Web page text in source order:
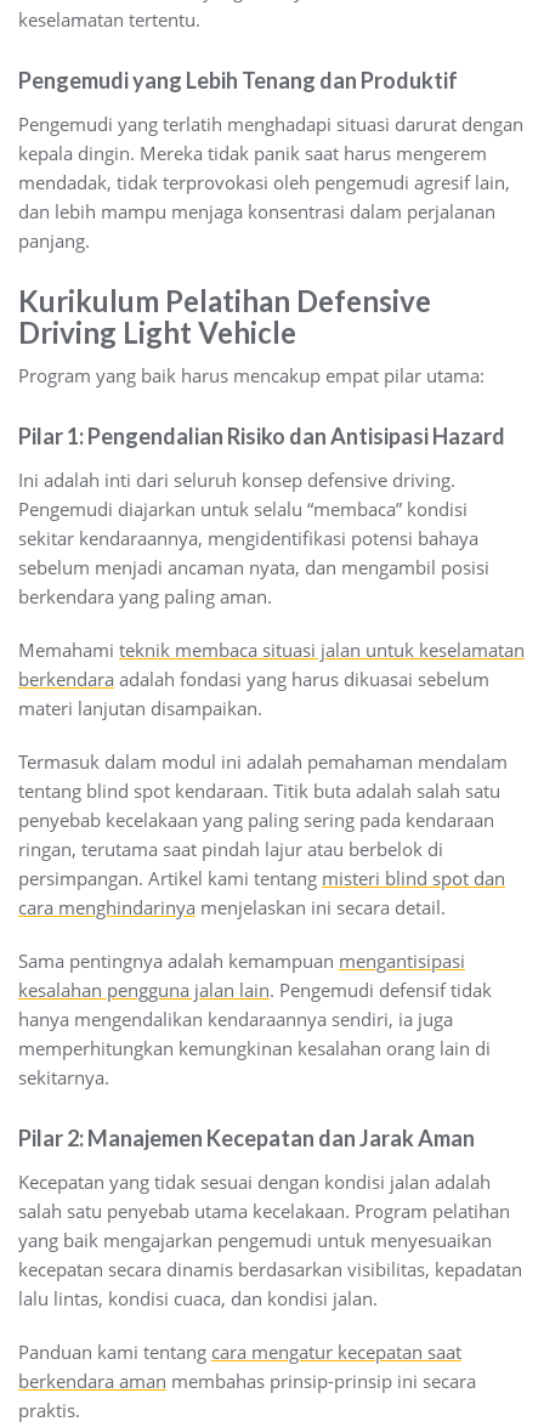
keselamatan tertentu.
Pengemudi yang Lebih Tenang dan Produktif
Pengemudi yang terlatih menghadapi situasi darurat dengan
kepala dingin. Mereka tidak panik saat harus mengerem
mendadak, tidak terprovokasi oleh pengemudi agresif lain,
dan lebih mampu menjaga konsentrasi dalam perjalanan
panjang.
Kurikulum Pelatihan Defensive
Driving Light Vehicle
Program yang baik harus mencakup empat pilar utama:
Pilar 1: Pengendalian Risiko dan Antisipasi Hazard
Ini adalah inti dari seluruh konsep defensive driving.
Pengemudi diajarkan untuk selalu “membaca” kondisi
sekitar kendaraannya, mengidentifikasi potensi bahaya
sebelum menjadi ancaman nyata, dan mengambil posisi
berkendara yang paling aman.
Memahami teknik membaca situasi jalan untuk keselamatan
berkendara adalah fondasi yang harus dikuasai sebelum
materi lanjutan disampaikan.
Termasuk dalam modul ini adalah pemahaman mendalam
tentang blind spot kendaraan. Titik buta adalah salah satu
penyebab kecelakaan yang paling sering pada kendaraan
ringan, terutama saat pindah lajur atau berbelok di
persimpangan. Artikel kami tentang misteri blind spot dan
cara menghindarinya menjelaskan ini secara detail.
Sama pentingnya adalah kemampuan mengantisipasi
kesalahan pengguna jalan lain. Pengemudi defensif tidak
hanya mengendalikan kendaraannya sendiri, ia juga
memperhitungkan kemungkinan kesalahan orang lain di
sekitarnya.
Pilar 2: Manajemen Kecepatan dan Jarak Aman
Kecepatan yang tidak sesuai dengan kondisi jalan adalah
salah satu penyebab utama kecelakaan. Program pelatihan
yang baik mengajarkan pengemudi untuk menyesuaikan
kecepatan secara dinamis berdasarkan visibilitas, kepadatan
lalu lintas, kondisi cuaca, dan kondisi jalan.
Panduan kami tentang cara mengatur kecepatan saat
berkendara aman membahas prinsip-prinsip ini secara
praktis.